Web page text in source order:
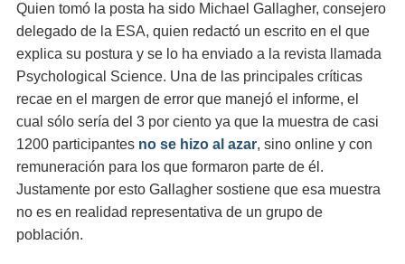
Quien tomó la posta ha sido Michael Gallagher, consejero
delegado de la ESA, quien redactó un escrito en el que
explica su postura y se lo ha enviado a la revista llamada
Psychological Science. Una de las principales críticas
recae en el margen de error que manejó el informe, el
cual sólo sería del 3 por ciento ya que la muestra de casi
1200 participantes no se hizo al azar, sino online y con
remuneración para los que formaron parte de él.
Justamente por esto Gallagher sostiene que esa muestra
no es en realidad representativa de un grupo de
población.